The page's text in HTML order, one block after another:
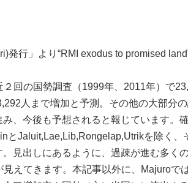
発行」より“RMI exodus to promised
回の国勢調査（1999年、2011年）で
人まで増加と予測。その他の大部分
、今後も予想されると報じています。
とJaluit,Lae,Lib,Rongelap,Utrikを除く、
見出しにあるように、過疎が進む多く
えてきます。本記事以外に、Majuroで